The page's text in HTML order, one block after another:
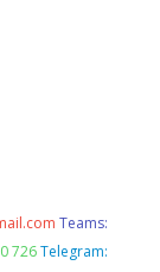
Teams:
726 Telegram: